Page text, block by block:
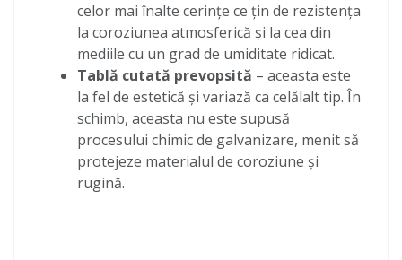
celor mai înalte cerințe ce țin de rezistența
la coroziunea atmosferică și la cea din
mediile cu un grad de umiditate ridicat.
Tablă cutată prevopsită – aceasta este
la fel de estetică și variază ca celălalt tip. În
schimb, aceasta nu este supusă
procesului chimic de galvanizare, menit să
protejeze materialul de coroziune și
rugină.